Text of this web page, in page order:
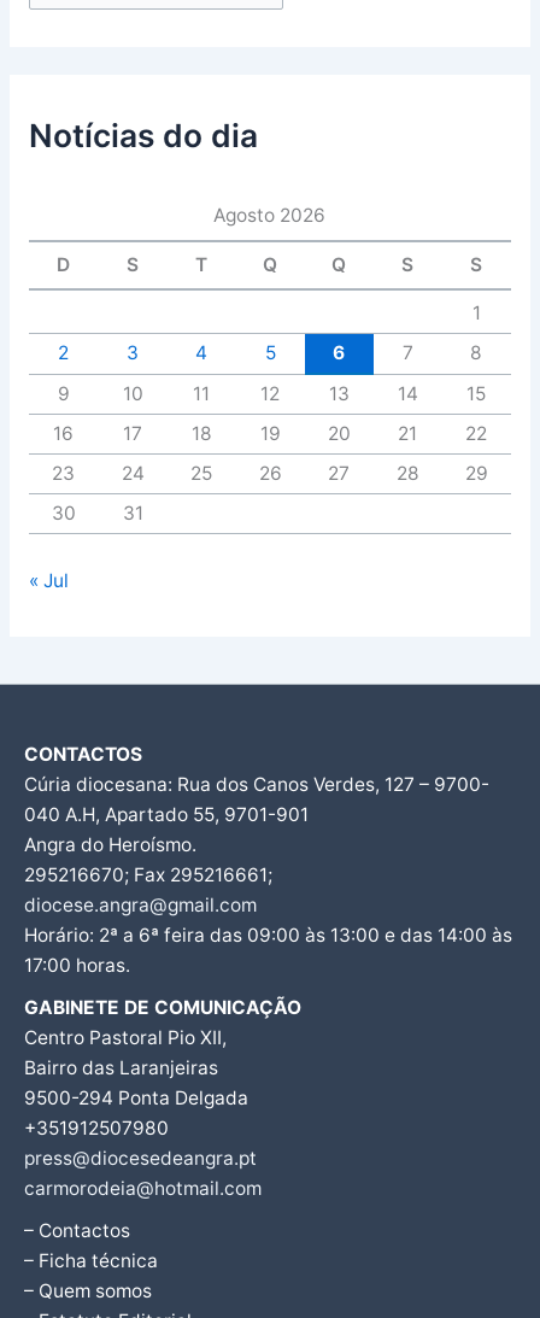
Notícias do dia
Agosto 2026
D S T Q Q S S
1
2
3 4 5 6 7
8
9
10 11 12 13 14
15
16
17 18 19 20 21
22
23
24 25 26 27 28
29
30
31
« Jul
CONTACTOS
Cúria diocesana: Rua dos Canos Verdes, 127 – 9700-
040 A.H, Apartado 55, 9701-901
Angra do Heroísmo.
295216670; Fax 295216661;
diocese.angra@gmail.com
Horário: 2ª a 6ª feira das 09:00 às 13:00 e das 14:00 às
17:00 horas.
GABINETE DE COMUNICAÇÃO
Centro Pastoral Pio XII,
Bairro das Laranjeiras
9500-294 Ponta Delgada
+351912507980
press@diocesedeangra.pt
carmorodeia@hotmail.com
– Contactos
– Ficha técnica
– Quem somos